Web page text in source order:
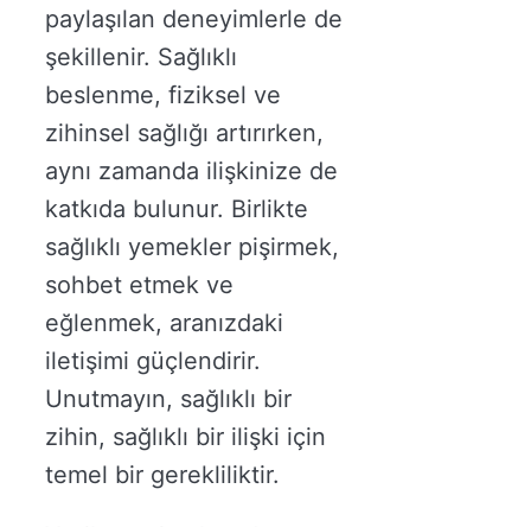
paylaşılan deneyimlerle de
şekillenir. Sağlıklı
beslenme, fiziksel ve
zihinsel sağlığı artırırken,
aynı zamanda ilişkinize de
katkıda bulunur. Birlikte
sağlıklı yemekler pişirmek,
sohbet etmek ve
eğlenmek, aranızdaki
iletişimi güçlendirir.
Unutmayın, sağlıklı bir
zihin, sağlıklı bir ilişki için
temel bir gerekliliktir.